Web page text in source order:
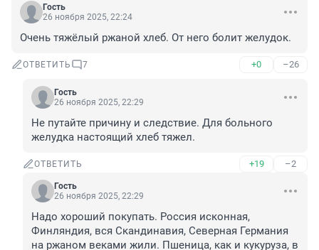
Гость
26 ноября 2025, 22:24
Очень тяжёлый ржаной хлеб. От него болит желудок.
ОТВЕТИТЬ 7 +0 –26
Гость
26 ноября 2025, 22:29
Не путайте причину и следствие. Для больного
желудка настоящий хлеб тяжел.
ОТВЕТИТЬ +19 –2
Гость
26 ноября 2025, 22:29
Надо хороший покупать. Россия исконная,
Финляндия, вся Скандинавия, Северная Германия
на ржаном веками жили. Пшеница, как и кукуруза, в